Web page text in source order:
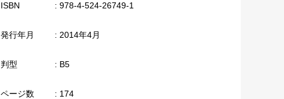
ISBN : 978-4-524-26749-1
発行年月 : 2014年4月
判型 : B5
ページ数 : 174